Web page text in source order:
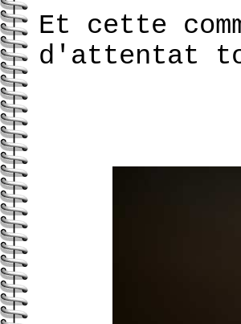
Et cette
d'attentat